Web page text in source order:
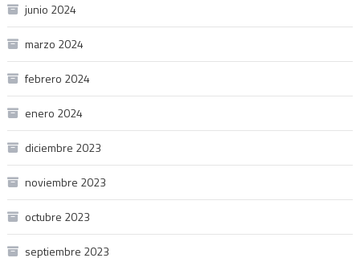
junio 2024
marzo 2024
febrero 2024
enero 2024
diciembre 2023
noviembre 2023
octubre 2023
septiembre 2023